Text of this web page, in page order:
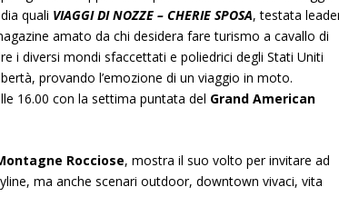
quali VIAGGI DI NOZZE – CHERIE SPOSA, testata
amato da chi desidera fare turismo a cavallo di
i diversi mondi sfaccettati e poliedrici degli Stati Uniti
provando l’emozione di un viaggio in moto.
16.00 con la settima puntata del Grand American
Rocciose, mostra il suo volto per invitare ad
ma anche scenari outdoor, downtown vivaci, vita